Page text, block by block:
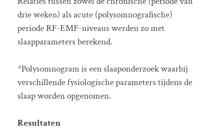
drie weken) als acute (polysomnografische)
periode RF-EMF-niveaus werden zo met
slaapparameters berekend.
*Polysomnogram is een slaaponderzoek waarbij
verschillende fysiologische parameters tijdens de
slaap worden opgenomen.
Resultaten